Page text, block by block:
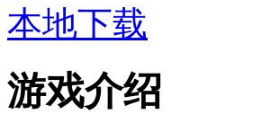
本地下载
游戏介绍